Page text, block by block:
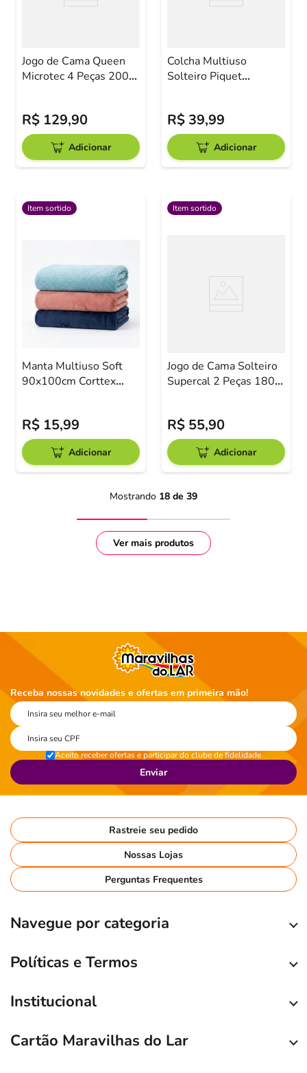
Jogo de Cama Queen
Microtec 4 Peças 200
R$ 129,90
Adicionar
Colcha Multiuso
Solteiro Piquet
R$ 39,99
Adicionar
Item sortido
Manta Multiuso Soft
90x100cm Corttex
R$ 15,99
Adicionar
Item sortido
Jogo de Cama Solteiro
Supercal 2 Peças 180
R$ 55,90
Adicionar
Mostrando 18 de 39
Receba nossas novidades e ofertas em primeira mão!
Aceito receber ofertas e participar do clube de fidelidade
Enviar
Rastreie seu pedido
Nossas Lojas
Perguntas Frequentes
Navegue por categoria
Políticas e Termos
Institucional
Cartão Maravilhas do Lar